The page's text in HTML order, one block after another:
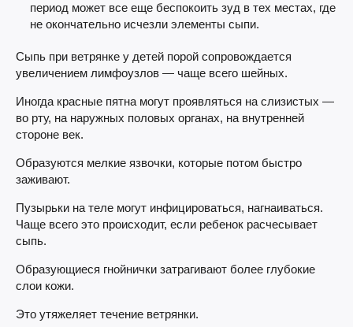
период может все еще беспокоить зуд в тех местах, где
не окончательно исчезли элементы сыпи.
Сыпь при ветрянке у детей порой сопровождается
увеличением лимфоузлов — чаще всего шейных.
Иногда красные пятна могут проявляться на слизистых —
во рту, на наружных половых органах, на внутренней
стороне век.
Образуются мелкие язвочки, которые потом быстро
заживают.
Пузырьки на теле могут инфицироваться, нагнаиваться.
Чаще всего это происходит, если ребенок расчесывает
сыпь.
Образующиеся гнойнички затрагивают более глубокие
слои кожи.
Это утяжеляет течение ветрянки.